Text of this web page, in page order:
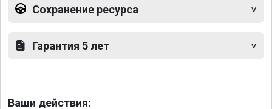
Сохранение ресурса
Гарантия 5 лет
Ваши действия: